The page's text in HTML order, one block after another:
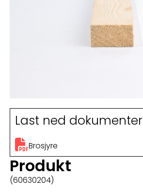
Last ned dokumenter
Brosjyre
Produkt
(60630204)